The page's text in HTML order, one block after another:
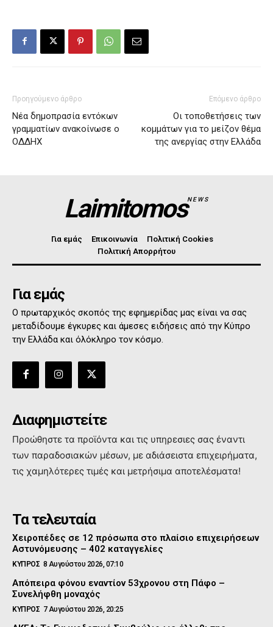
Προηγούμενο άρθρο
Νέα δημοπρασία εντόκων
γραμματίων ανακοίνωσε ο
ΟΔΔΗΧ
Επόμενο άρθρο
Οι τοποθετήσεις των
κομμάτων για το μείζον θέμα
της ανεργίας στην Ελλάδα
LaimitomosNEWS
Για εμάς Επικοινωνία
Πολιτική Cookies
Πολιτική Απορρήτου
Για εμάς
Ο πρωταρχικός σκοπός της εφημερίδας μας είναι να σας
μεταδίδουμε έγκυρες και άμεσες ειδήσεις από την Κύπρο
την Ελλάδα και όλόκληρο τον κόσμο.
Διαφημιστείτε
Προώθηστε τα προϊόντα και τις υπηρεσιες σας έναντι
των παραδοσιακών μέσων, με αδιάσειστα επιχειρήματα,
τις χαμηλότερες τιμές και μετρήσιμα αποτελέσματα!
Τα τελευταία
Χειροπέδες σε 12 πρόσωπα στο πλαίσιο επιχειρήσεων
Αστυνόμευσης – 402 καταγγελίες
ΚΥΠΡΟΣ 8 Αυγούστου 2026, 07:10
Απόπειρα φόνου εναντίον 53χρονου στη Πάφο –
Συνελήφθη μοναχός
ΚΥΠΡΟΣ 7 Αυγούστου 2026, 20:25